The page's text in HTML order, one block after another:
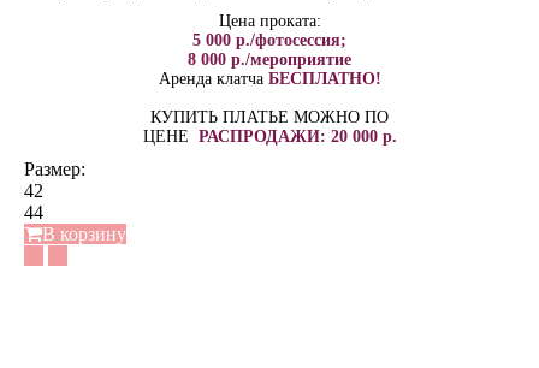
Цена проката:
5 000 р./фотосессия;
8 000 р./мероприятие
Аренда клатча БЕСПЛАТНО!
КУПИТЬ ПЛАТЬЕ МОЖНО ПО
ЦЕНЕ РАСПРОДАЖИ: 20 000 р.
Размер:
42
44
В корзину